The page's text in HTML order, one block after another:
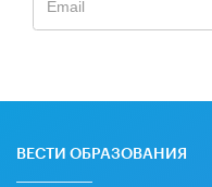
ВЕСТИ ОБРАЗОВАНИЯ